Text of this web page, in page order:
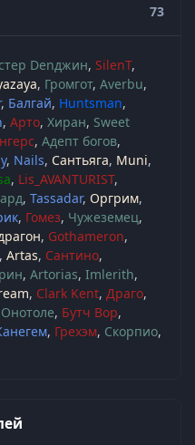
73
Denджин SilenT
Громгот Averbu
Балгай Huntsman
Арто Хиран Sweet
Адепт богов
Nails Сантьяга Muni
Lis_AVANTURIST
Tassadar Оргрим
Гомез Чужеземец
Gothameron
Artas Сантино
Artorias Imlerith
Clark Kent Драго
Онотоле Бутч Вор
Грехэм Скорпио